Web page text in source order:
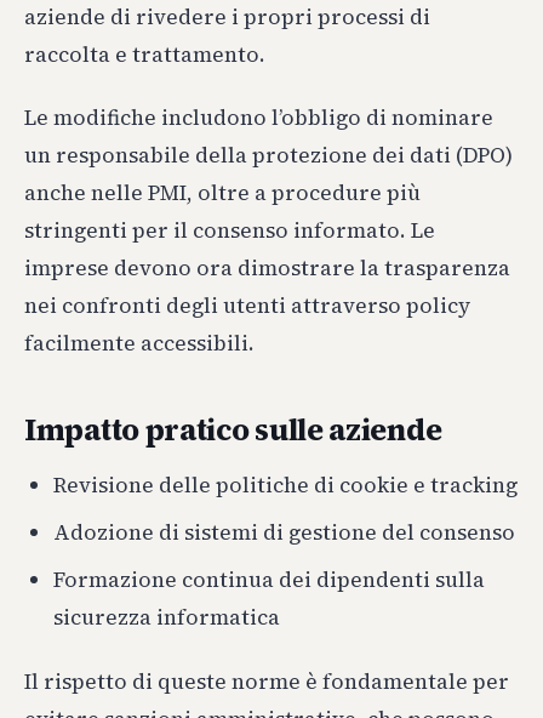
aziende di rivedere i propri processi di
raccolta e trattamento.
Le modifiche includono l’obbligo di nominare
un responsabile della protezione dei dati (DPO)
anche nelle PMI, oltre a procedure più
stringenti per il consenso informato. Le
imprese devono ora dimostrare la trasparenza
nei confronti degli utenti attraverso policy
facilmente accessibili.
Impatto pratico sulle aziende
Revisione delle politiche di cookie e tracking
Adozione di sistemi di gestione del consenso
Formazione continua dei dipendenti sulla
sicurezza informatica
Il rispetto di queste norme è fondamentale per